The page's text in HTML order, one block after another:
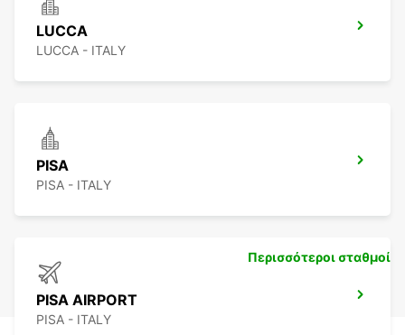
LUCCA
LUCCA - ITALY
PISA
PISA - ITALY
PISA AIRPORT
PISA - ITALY
Περισσότεροι σταθμοί